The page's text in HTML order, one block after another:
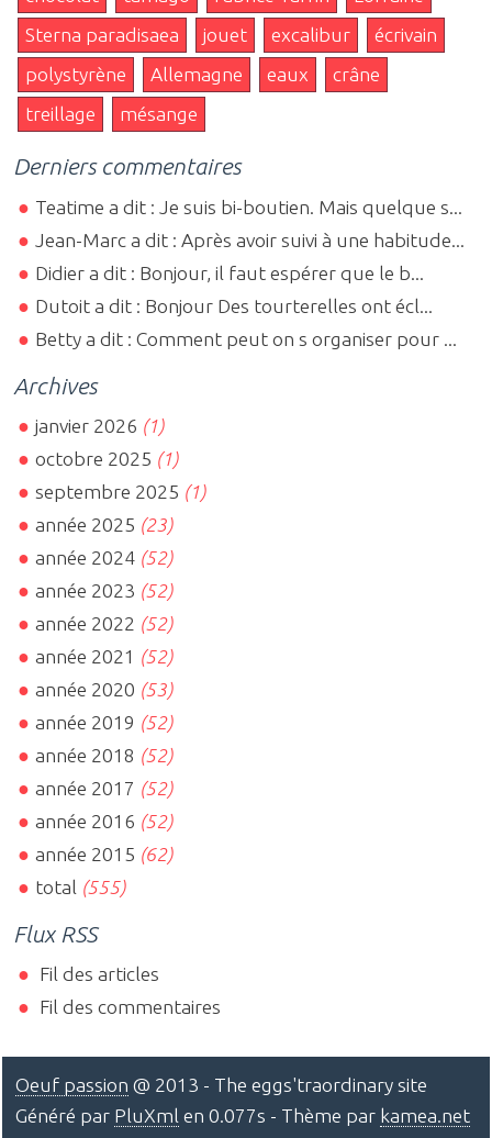
Sterna paradisaea
jouet excalibur
écrivain
polystyrène
Allemagne eaux
crâne
treillage
mésange
Derniers commentaires
Teatime a dit : Je suis bi-boutien. Mais quelque s...
Jean-Marc a dit : Après avoir suivi à une habitude...
Didier a dit : Bonjour, il faut espérer que le b...
Dutoit a dit : Bonjour Des tourterelles ont écl...
Betty a dit : Comment peut on s organiser pour ...
Archives
janvier 2026 (1)
octobre 2025 (1)
septembre 2025 (1)
année 2025 (23)
année 2024 (52)
année 2023 (52)
année 2022 (52)
année 2021 (52)
année 2020 (53)
année 2019 (52)
année 2018 (52)
année 2017 (52)
année 2016 (52)
année 2015 (62)
total (555)
Flux RSS
Fil des articles
Fil des commentaires
Oeuf passion @ 2013 - The eggs'traordinary site
Généré par PluXml en 0.077s - Thème par kamea.net